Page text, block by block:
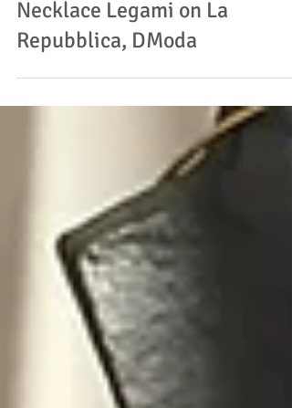
Gioie d'Autore and our
Necklace Legami on La
Repubblica, DModa